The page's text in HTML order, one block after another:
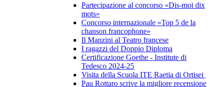
Partecipazione al concorso «Dis-moi dix
mots»
Concorso internazionale «Top 5 de la
chanson francophone»
Il Manzini al Teatro francese
I ragazzi del Doppio Diploma
Certificazione Goethe - Institute di
Tedesco 2024-25
Visita della Scuola ITE Raetia di Ortisei
Pau Rottaro scrive la migliore recensione